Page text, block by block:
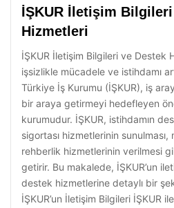
İŞKUR İletişim
Hizmetleri
İŞKUR İletişim Bilgileri ve Destek
işsizlikle mücadele ve istihdamı
Türkiye İş Kurumu (İŞKUR), iş
bir araya getirmeyi hedefleyen
kurumudur. İŞKUR, istihdamın
sigortası hizmetlerinin
rehberlik hizmetlerinin verilmesi
getirir. Bu makalede, İŞKUR’un
destek hizmetlerine detaylı bir
İŞKUR’un İletişim Bilgileri İŞKUR